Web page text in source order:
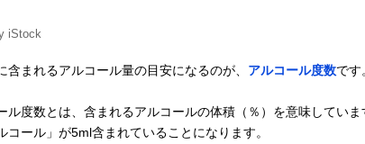
ネス) ドラフト
ギネス
ラーにリッチな
泡
iStock
含まれるアルコール量の目安になるのが、 アルコール度数です
ル度数とは、含まれるアルコールの体積（％）を意味してい
コール」が5ml含まれていることになります。